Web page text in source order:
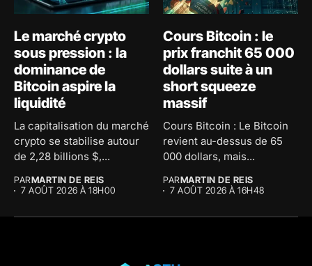
Le marché crypto
sous pression : la
dominance de
Bitcoin aspire la
liquidité
La capitalisation du marché
crypto se stabilise autour
de 2,28 billions $,...
PARMARTIN DE REIS
7 AOÛT 2026 À 18H00
Cours Bitcoin : le
prix franchit 65 000
dollars suite à un
short squeeze
massif
Cours Bitcoin : Le Bitcoin
revient au-dessus de 65
000 dollars, mais...
PARMARTIN DE REIS
7 AOÛT 2026 À 16H48